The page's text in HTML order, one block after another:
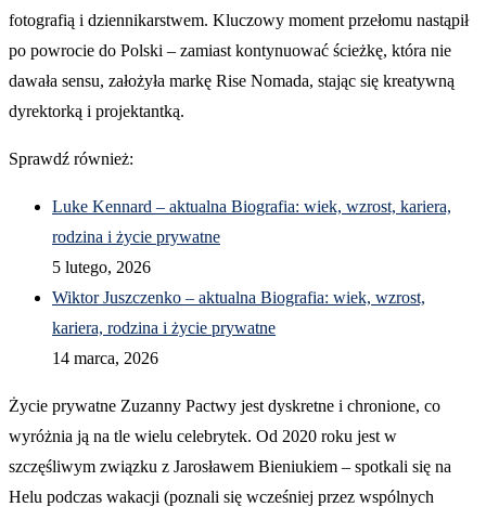
fotografią i dziennikarstwem. Kluczowy moment przełomu nastąpił
po powrocie do Polski – zamiast kontynuować ścieżkę, która nie
dawała sensu, założyła markę Rise Nomada, stając się kreatywną
dyrektorką i projektantką.
Sprawdź również:
Luke Kennard – aktualna Biografia: wiek, wzrost, kariera,
rodzina i życie prywatne
5 lutego, 2026
Wiktor Juszczenko – aktualna Biografia: wiek, wzrost,
kariera, rodzina i życie prywatne
14 marca, 2026
Życie prywatne Zuzanny Pactwy jest dyskretne i chronione, co
wyróżnia ją na tle wielu celebrytek. Od 2020 roku jest w
szczęśliwym związku z Jarosławem Bieniukiem – spotkali się na
Helu podczas wakacji (poznali się wcześniej przez wspólnych